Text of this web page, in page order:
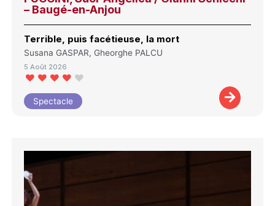
– Baugé-en-Anjou
Terrible, puis facétieuse, la mort
Susana GASPAR, Gheorghe PALCU
5 Août 2026
Spectacle